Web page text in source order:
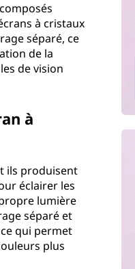
à cristaux
séparé, ce
de la
de vision
à
ils produisent
éclairer les
lumière
séparé et
qui permet
plus